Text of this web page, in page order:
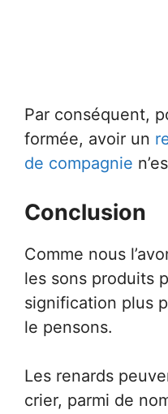
Par conséquent,
formée, avoir un
de compagnie
Conclusion
Comme nous
les sons produits
signification plus
le pensons.
Les renards
crier, parmi de